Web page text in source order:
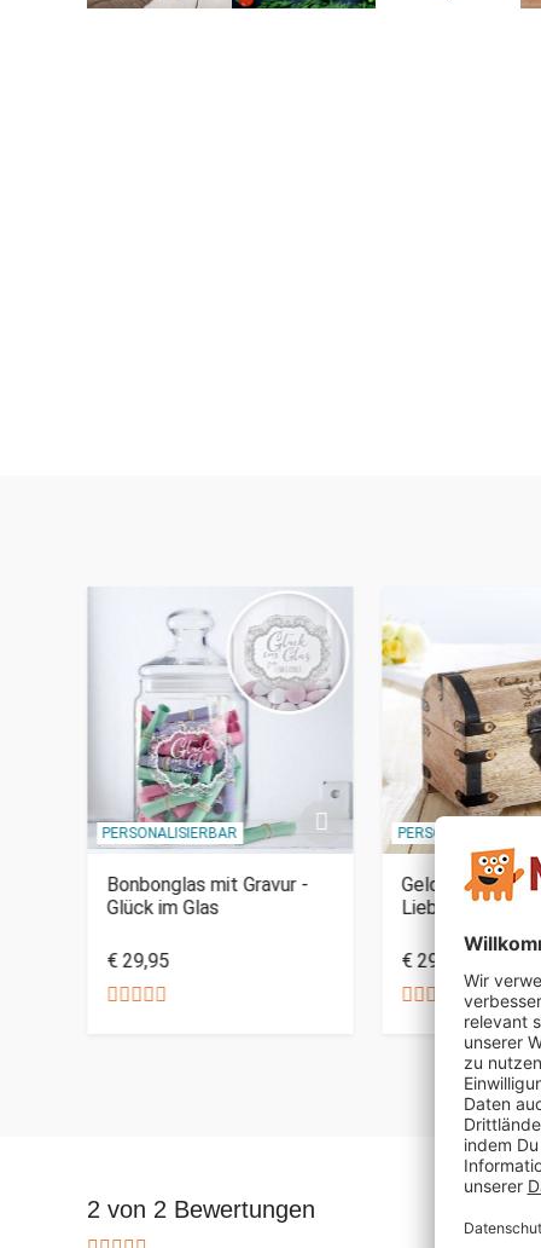
PERSONALISIERBAR
Bonbonglas mit Gravur -
Glück im Glas
€ 29,95
PERSONALISIERBAR
Geld
Liebestauben
€ 29,95
2 von 2 Bewertungen